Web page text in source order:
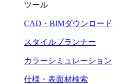
ツール
CAD・BIMダウンロード
スタイルプランナー
カラーシミュレーション
仕様・表面材検索